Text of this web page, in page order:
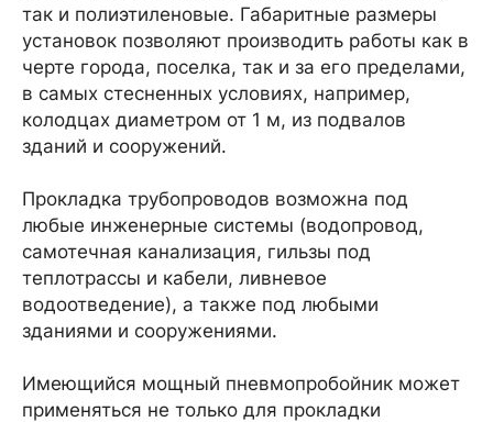
так и полиэтиленовые. Габаритные размеры
установок позволяют производить работы как в
черте города, поселка, так и за его пределами,
в самых стесненных условиях, например,
колодцах диаметром от 1 м, из подвалов
зданий и сооружений.
Прокладка трубопроводов возможна под
любые инженерные системы (водопровод,
самотечная канализация, гильзы под
теплотрассы и кабели, ливневое
водоотведение), а также под любыми
зданиями и сооружениями.
Имеющийся мощный пневмопробойник может
применяться не только для прокладки